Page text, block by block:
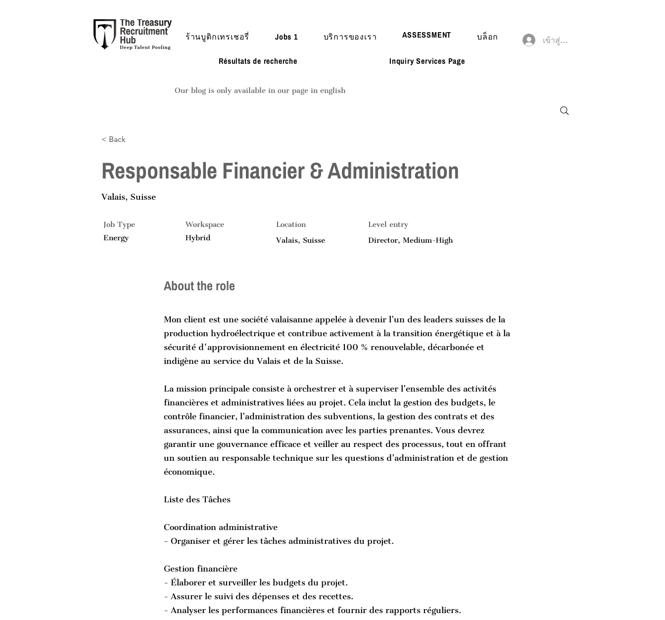
ร้านบูติกเทรเชอรี่ Jobs 1 บริการของเรา ASSESSMENT บล็อก
Résultats de recherche Inquiry Services Page
เข้าสู่ระบบ
Our blog is only available in our page in english
< Back
Responsable Financier & Administration
Valais, Suisse
Job Type
Energy
Workspace
Hybrid
Location
Valais, Suisse
Level entry
Director, Medium-High
About the role
Mon client est une société valaisanne appelée à devenir l’un des leaders suisses de la
production hydroélectrique et contribue activement à la transition énergétique et à la
sécurité d'approvisionnement en électricité 100 % renouvelable, décarbonée et
indigène au service du Valais et de la Suisse.
La mission principale consiste à orchestrer et à superviser l’ensemble des activités
financières et administratives liées au projet. Cela inclut la gestion des budgets, le
contrôle financier, l’administration des subventions, la gestion des contrats et des
assurances, ainsi que la communication avec les parties prenantes. Vous devrez
garantir une gouvernance efficace et veiller au respect des processus, tout en offrant
un soutien au responsable technique sur les questions d’administration et de gestion
économique.
Liste des Tâches
Coordination administrative
- Organiser et gérer les tâches administratives du projet.
Gestion financière
- Élaborer et surveiller les budgets du projet.
- Assurer le suivi des dépenses et des recettes.
- Analyser les performances financières et fournir des rapports réguliers.